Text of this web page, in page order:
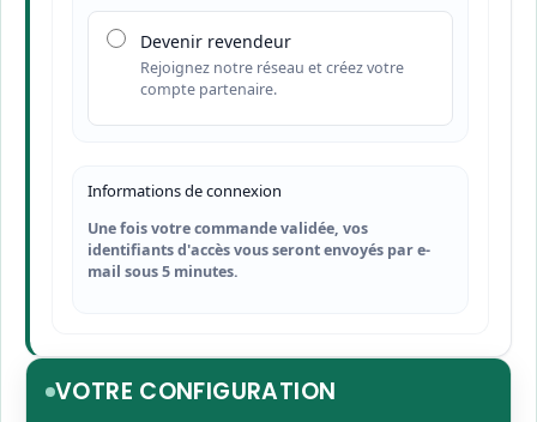
Devenir revendeur
Rejoignez notre réseau et créez votre
compte partenaire.
Informations de connexion
Une fois votre commande validée, vos
identifiants d'accès vous seront envoyés par e-
mail sous 5 minutes.
VOTRE CONFIGURATION